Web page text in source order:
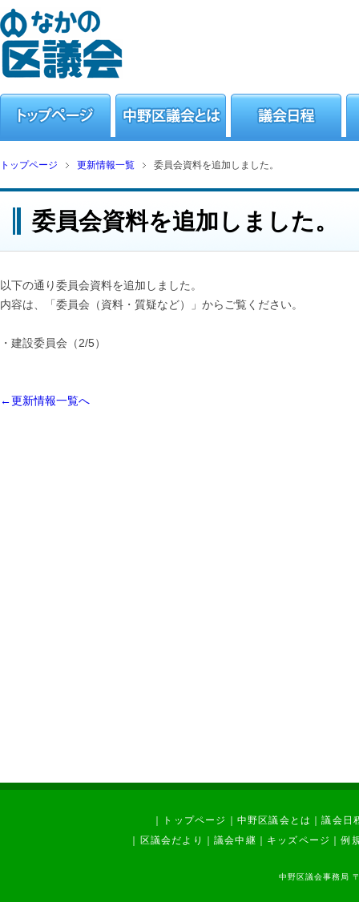
トップページ 更新情報一覧 委員会資料を追加しました。
委員会資料を追加しました。
以下の通り委員会資料を追加しました。
内容は、「委員会（資料・質疑など）」からご覧ください。
・建設委員会（2/5）
←更新情報一覧へ
トップページ 中野区議会とは ｜議会日
区議会だより ｜議会中継 キッズページ ｜例
中野区議会事務局